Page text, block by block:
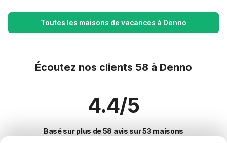
Toutes les maisons de vacances à Denno
Écoutez nos clients 58 à Denno
4.4/5
Basé sur plus de 58 avis sur 53 maisons